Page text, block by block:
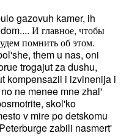
gazovuh kamer, ih
И главное, чтобы
помнить об этом.
them u nas, oni
trogajut za dushu,
kompensazii i izvinenija i
ne menee mne zhal'
skol'ko
v mire po detskomu
zabili nasmert'